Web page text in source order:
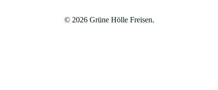
© 2026 Grüne Hölle Freisen.